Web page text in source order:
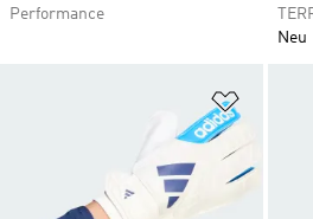
Performance
Neu
Zur